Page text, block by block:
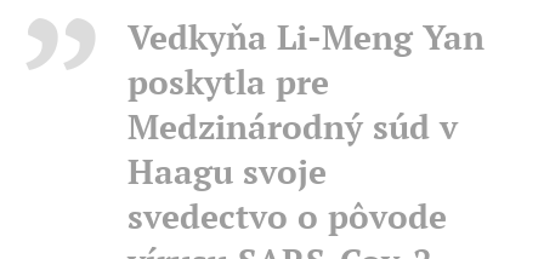
Vedkyňa Li-Meng Yan
poskytla pre
Medzinárodný súd v
Haagu svoje
svedectvo o pôvode